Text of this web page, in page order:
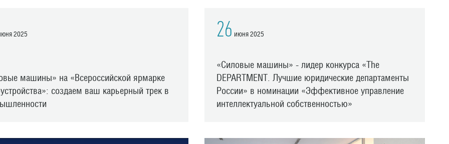
2025
машины» на «Всероссийской ярмарке
создаем ваш карьерный трек в
26 июня 2025
«Силовые машины» - лидер конкурса «The
DEPARTMENT. Лучшие юридические департаменты
России» в номинации «Эффективное управление
интеллектуальной собственностью»